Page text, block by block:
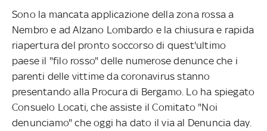
Sono la mancata applicazione della zona rossa a
Nembro e ad Alzano Lombardo e la chiusura e rapida
riapertura del pronto soccorso di quest'ultimo
paese il "filo rosso" delle numerose denunce che i
parenti delle vittime da coronavirus stanno
presentando alla Procura di Bergamo. Lo ha spiegato
Consuelo Locati, che assiste il Comitato "Noi
denunciamo" che oggi ha dato il via al Denuncia day.